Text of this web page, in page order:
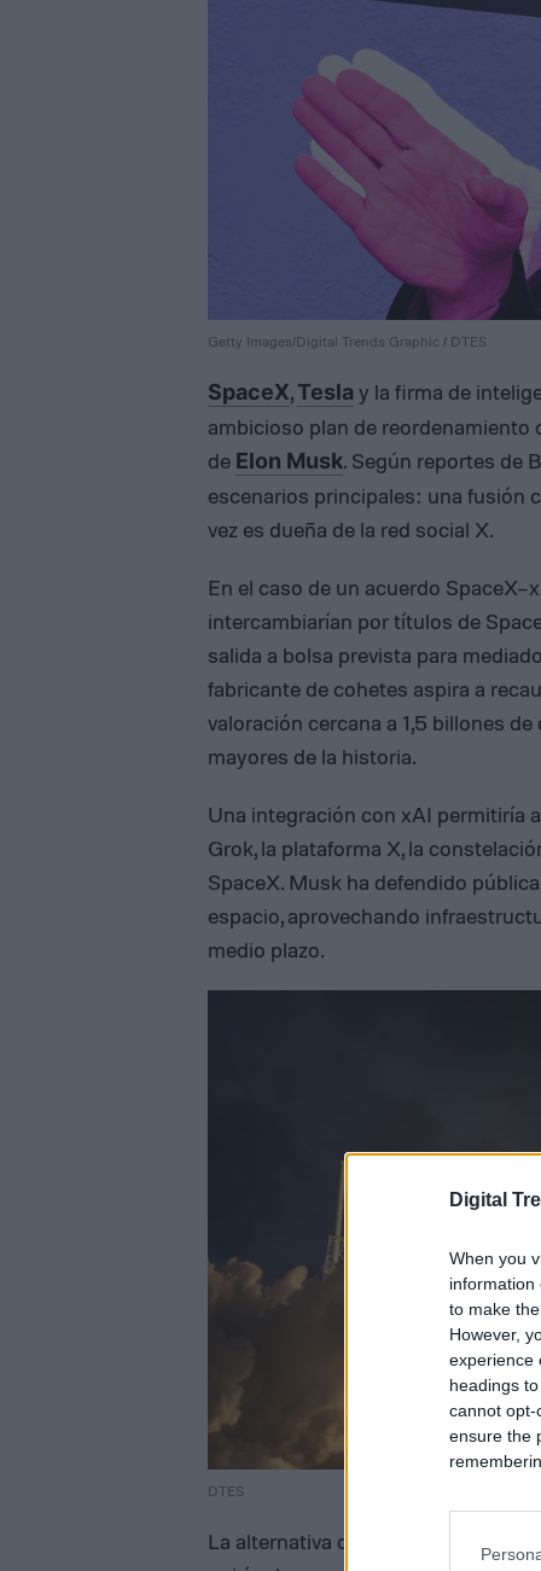
Digital
When you
information
to make
However,
experience
headings
cannot opt-
ensure the
Getty Images/Digital Trends Graphic / DTES
SpaceX,Teslay la firma de
ambicioso plan de
de Elon Musk. Según reportes de
escenarios principales: una fusión
vez es dueña de la red social X.
En el caso de un acuerdo
intercambiarían por títulos de
salida a bolsa prevista para
fabricante de cohetes aspira a
valoración cercana a 1,5 billones
mayores de la historia.
Una integración con xAI permitiría
Grok, la plataforma X, la
SpaceX. Musk ha defendido
espacio, aprovechando
medio plazo.
DTES
La alternativa de fusionar SpaceX